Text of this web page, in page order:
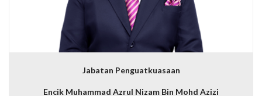
Jabatan Penguatkuasaan
Encik Muhammad Azrul Nizam Bin Mohd Azizi